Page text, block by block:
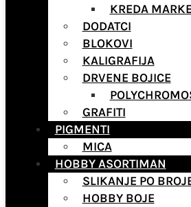
KREDA
DODATCI
BLOKOVI
KALIGRAFIJA
DRVENE BOJICE
GRAFITI
PIGMENTI
MICA
HOBBY ASORTIMAN
SLIKANJE PO
HOBBY BOJE